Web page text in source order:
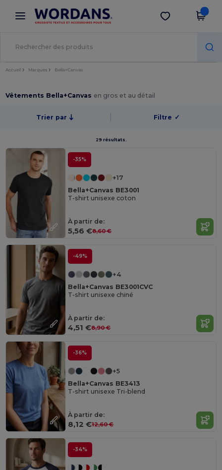
× Appli Wordans
Meilleurs prix sur l’app !
Obtenir l'appli
Accueil Marques Bella+Canvas
Vêtements Bella+Canvas en gros et au détail
Trier par Filtre ✓
29 résultats.
-35%
+17
Bella+Canvas BE3001
T-shirt unisexe coton
À partir de:
5,56 €8,60 €
-49%
+4
Bella+Canvas BE3001CVC
T-shirt unisexe chiné
À partir de:
4,51 €8,90 €
-36%
+5
Bella+Canvas BE3413
T-shirt unisexe Tri-blend
À partir de:
8,12 €12,60 €
-34%